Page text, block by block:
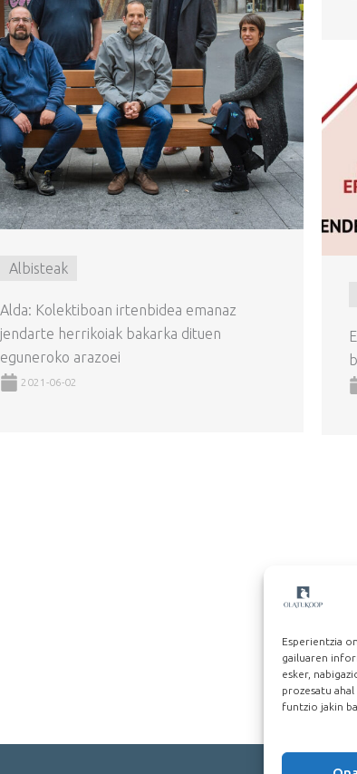
Esperientzia
gailuaren
esker,
prozesatu
funtzio jakin
Albisteak
Alda: Kolektiboan irtenbidea emanaz
jendarte herrikoiak bakarka dituen
eguneroko arazoei
2021-06-02